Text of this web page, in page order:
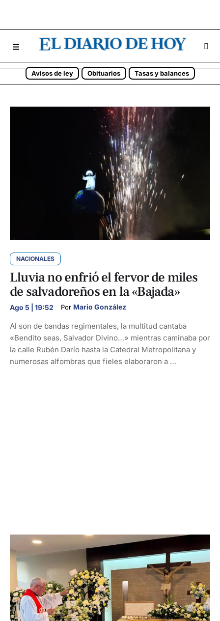
Avisos de ley Obituarios Tasas y balances
NACIONALES
Lluvia no enfrió el fervor de miles
de salvadoreños en la «Bajada»
Ago 5 | 19:52 Por Mario González
Al son de bandas regimentales, la multitud cantaba
«Bendito seas, Salvador Divino…» mientras caminaba por
la calle Rubén Darío hasta la Catedral Metropolitana y
numerosas alfombras que fieles elaboraron a …